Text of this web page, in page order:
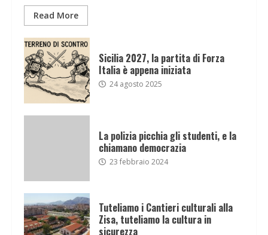
Read More
Sicilia 2027, la partita di Forza
Italia è appena iniziata
24 agosto 2025
La polizia picchia gli studenti, e la
chiamano democrazia
23 febbraio 2024
Tuteliamo i Cantieri culturali alla
Zisa, tuteliamo la cultura in
sicurezza